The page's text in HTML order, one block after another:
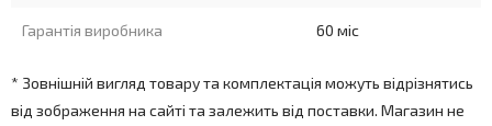
Гарантія виробника 60 міс
* Зовнішній вигляд товару та комплектація можуть відрізнятись
від зображення на сайті та залежить від поставки. Магазин не